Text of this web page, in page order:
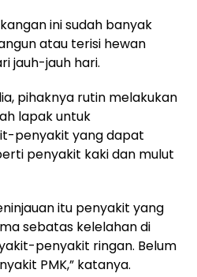
ini sudah banyak
atau terisi hewan
jauh-jauh hari.
pihaknya rutin melakukan
lapak untuk
penyakit yang dapat
penyakit kaki dan mulut
itu penyakit yang
sebatas kelelahan di
penyakit ringan. Belum
PMK,” katanya.